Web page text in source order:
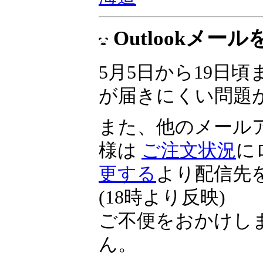
▼ 投資の祭典 く
海道
Outlookメール
5月5日から19日頃
が届きにくい問題
また、他のメール
様はご注文状況
更するより配信先
(18時より反映)